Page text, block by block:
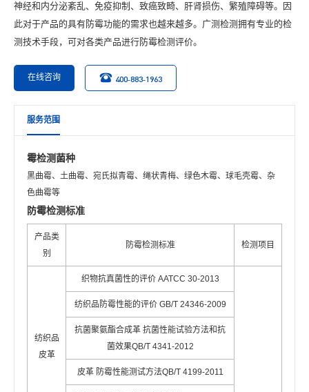
神经和内分泌紊乱、免疫抑制、致癌致畸、肝肾损伤、繁殖障碍等。因
此对于产品的具有防霉功能的需求也越来越多。广测检测拥有专业的检
测技术手段，可对各类产品进行防霉检测评价。
在线咨询 400-883-1963
服务范围
霉检测菌种
黑曲霉、土曲霉、宛氏拟青霉、绳状青梅、绿色木霉、球毛壳霉、杂
色曲霉等
防霉检测标准
产品类
别
防霉检测标准 检测项目
纺织品
皮革
织物抗真菌性的评价 AATCC 30-2013
纺织品防霉性能的评价 GB/T 24346-2009
抗菌聚氨酯合成革 抗菌性能试验方法和抗
菌效果QB/T 4341-2012
皮革 防霉性能测试方法QB/T 4199-2011